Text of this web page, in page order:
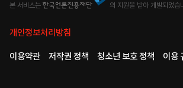
본 서비스는
의 지원을 받아 개발되었습
개인정보처리방침
이용약관 저작권 정책 청소년 보호 정책 이용